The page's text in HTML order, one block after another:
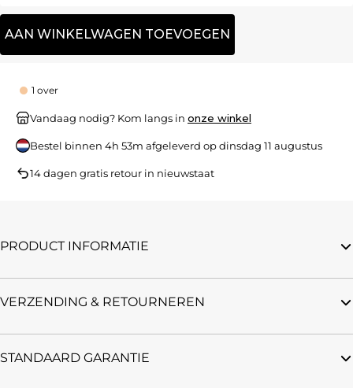
AAN WINKELWAGEN TOEVOEGEN
1 over
Vandaag nodig? Kom langs in onze winkel
Bestel binnen 4h 53m afgeleverd opdinsdag 11 augustus
14 dagen gratis retour in nieuwstaat
PRODUCT INFORMATIE
VERZENDING & RETOURNEREN
STANDAARD GARANTIE